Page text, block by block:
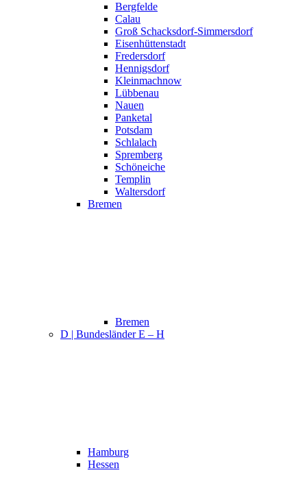
Bergfelde
Calau
Groß Schacksdorf-Simmersdorf
Eisenhüttenstadt
Fredersdorf
Hennigsdorf
Kleinmachnow
Lübbenau
Nauen
Panketal
Potsdam
Schlalach
Spremberg
Schöneiche
Templin
Waltersdorf
Bremen
Bremen
D | Bundesländer E – H
Hamburg
Hessen